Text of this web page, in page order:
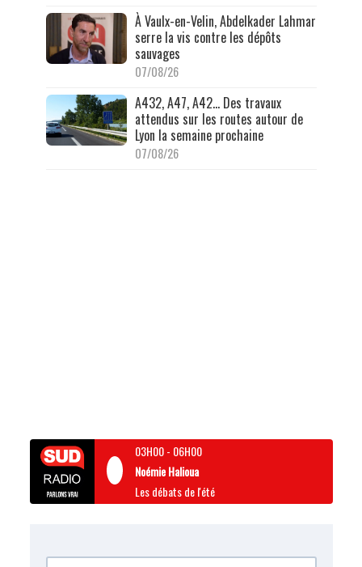
À Vaulx-en-Velin, Abdelkader Lahmar
serre la vis contre les dépôts
sauvages
07/08/26
A432, A47, A42… Des travaux
attendus sur les routes autour de
Lyon la semaine prochaine
07/08/26
03H00- 06H00
Noémie Halioua
Les débats de l'été